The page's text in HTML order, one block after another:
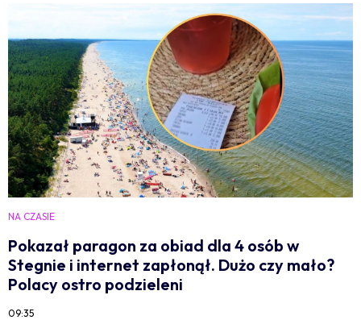
NA CZASIE
Pokazał paragon za obiad dla 4 osób w
Stegnie i internet zapłonął. Dużo czy mało?
Polacy ostro podzieleni
09:35